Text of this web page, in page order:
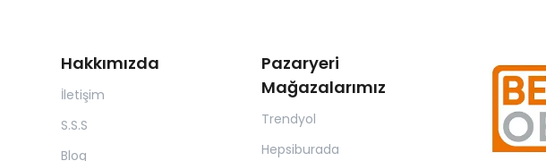
Hakkımızda
İletişim
S.S.S
Blog
Pazaryeri
Mağazalarımız
Trendyol
Hepsiburada